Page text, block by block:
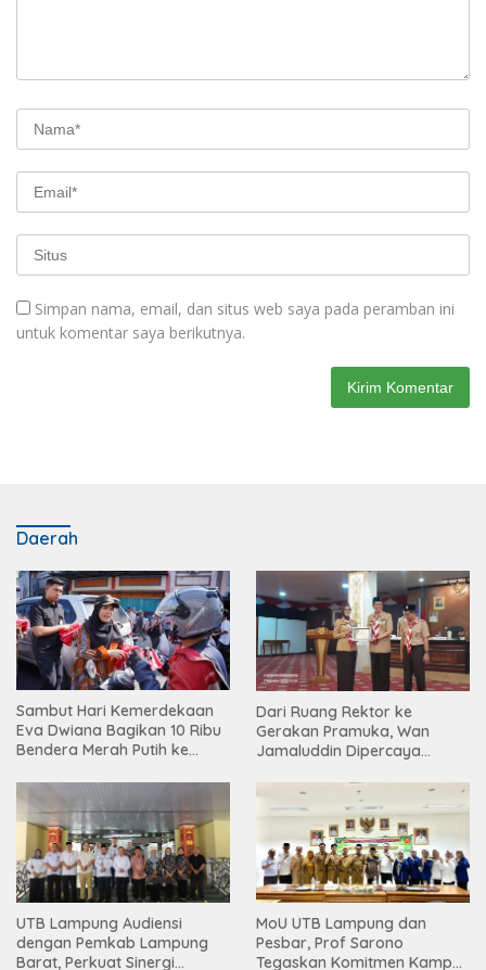
Simpan nama, email, dan situs web saya pada peramban ini
untuk komentar saya berikutnya.
Daerah
Sambut Hari Kemerdekaan
Eva Dwiana Bagikan 10 Ribu
Bendera Merah Putih ke
Dari Ruang Rektor ke
Gerakan Pramuka, Wan
Jamaluddin Dipercaya
UTB Lampung Audiensi
dengan Pemkab Lampung
Barat, Perkuat Sinergi
MoU UTB Lampung dan
Pesbar, Prof Sarono
Tegaskan Komitmen Kampus